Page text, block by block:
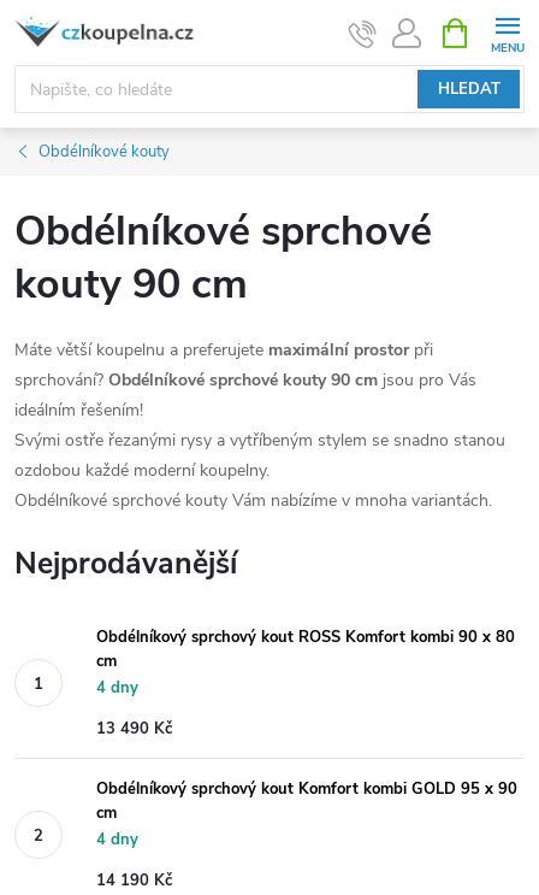
Přejít
obsah
HLEDAT
NÁKUPNÍ
KOŠÍK
Obdélníkové kouty
Obdélníkové sprchové
kouty 90 cm
Máte větší koupelnu a preferujete maximální prostorpři
sprchování? Obdélníkové sprchové kouty 90 cm jsou pro Vás
ideálním řešením!
Svými ostře řezanými rysy a vytříbeným stylem se snadno stanou
ozdobou každé moderní koupelny.
Obdélníkové sprchové kouty Vám nabízíme v mnoha variantách.
Nejprodávanější
Obdélníkový sprchový kout ROSS Komfort kombi 90 x 80
cm
4 dny
13 490 Kč
Obdélníkový sprchový kout Komfort kombi GOLD 95 x 90
cm
4 dny
14 190 Kč